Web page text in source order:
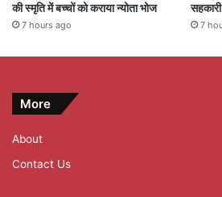
की स्मृति में बच्चों को कराया न्योता भोज
7 hours ago 7
More
About
Contact Us